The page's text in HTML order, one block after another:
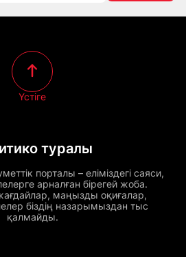
туралы
порталы – еліміздегі саяси,
арналған бірегей жоба.
жағдайлар, маңызды оқиғалар,
біздің назарымыздан тыс
қалмайды.
Үстіге